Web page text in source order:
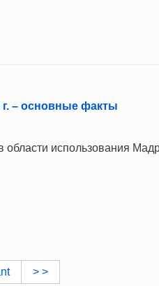
– основные факты
использования
> >